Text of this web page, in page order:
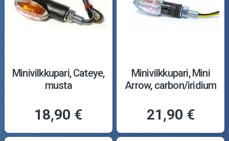
Minivilkkupari, Cateye,
musta
18,90 €
Minivilkkupari, Mini
Arrow, carbon/iridium
21,90 €